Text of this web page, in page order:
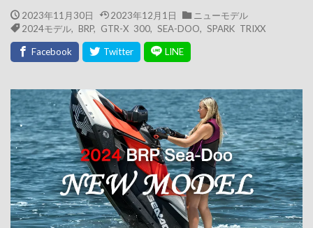
2023年11月30日 2023年12月1日
ニューモデル
2024モデル, BRP, GTR-X 300, SEA-DOO SPARK TRIXX